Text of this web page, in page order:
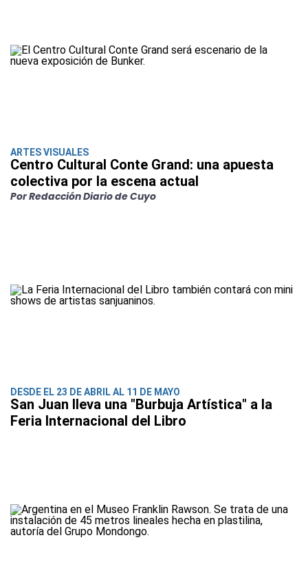
ARTES VISUALES
Centro Cultural Conte Grand: una apuesta
colectiva por la escena actual
Por Redacción Diario de Cuyo
DESDE EL 23 DE ABRIL AL 11 DE MAYO
San Juan lleva una "Burbuja Artística" a la
Feria Internacional del Libro